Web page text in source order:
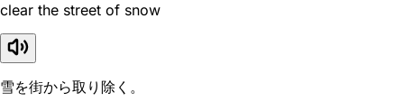
clear the street of snow
雪を街から取り除く。